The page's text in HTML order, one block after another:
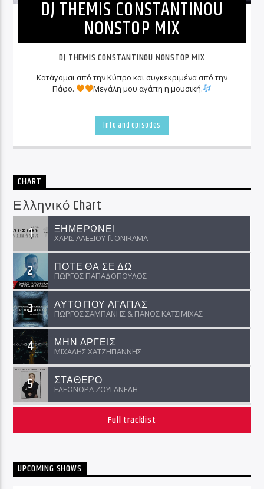
DJ THEMIS CONSTANTINOU
NONSTOP MIX
DJ THEMIS CONSTANTINOU NONSTOP MIX
Kατάγομαι από την Κύπρο και συγκεκριμένα από την
Πάφο.
Μεγάλη μου αγάπη η μουσική.
Info and episodes
CHART
Ελληνικό Chart
1 ΞΗΜΕΡΩΝΕΙ
ΧΑΡΙΣ ΑΛΕΞΙΟΥ ft ΟNIRAMA
2 ΠΟΤΕ ΘΑ ΣΕ ΔΩ
ΓΙΩΡΓΟΣ ΠΑΠΑΔΟΠΟΥΛΟΣ
3 ΑΥΤΟ ΠΟΥ ΑΓΑΠΑΣ
ΓΙΩΡΓΟΣ ΣΑΜΠΑΝΗΣ & ΠΑΝΟΣ ΚΑΤΣΙΜΙΧΑΣ
4 ΜΗΝ ΑΡΓΕΙΣ
ΜΙΧΑΛΗΣ ΧΑΤΖΗΓΙΑΝΝΗΣ
5 ΣΤΑΘΕΡΟ
ΕΛΕΩΝΟΡΑ ΖΟΥΓΑΝΕΛΗ
Full tracklist
UPCOMING SHOWS